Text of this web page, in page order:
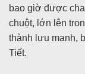
bao giờ được
chuột, lớn lên
thành lưu manh,
Tiết.